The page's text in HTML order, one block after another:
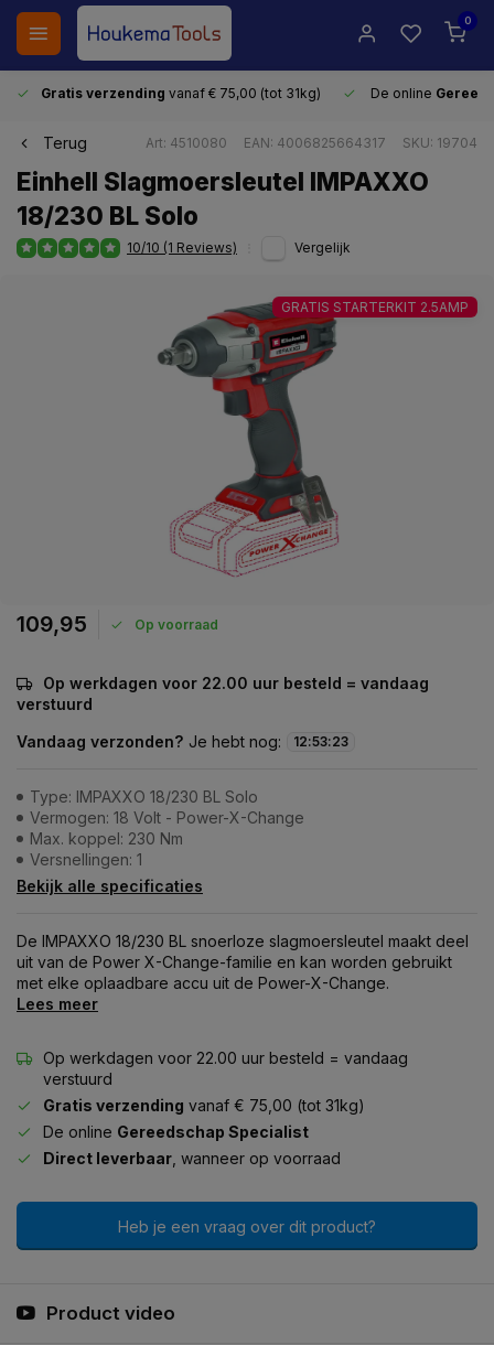
0
Gratis verzending vanaf € 75,00 (tot 31kg) De online
Terug Art: 4510080 EAN: 4006825664317 SKU: 19704
Einhell Slagmoersleutel IMPAXXO
18/230 BL Solo
10/10 (1 Reviews) Vergelijk
GRATIS STARTERKIT 2.5AMP
109,95 Op voorraad
Op werkdagen voor 22.00 uur besteld = vandaag
verstuurd
Vandaag verzonden? Je hebt nog: 12:53:23
Type: IMPAXXO 18/230 BL Solo
Vermogen: 18 Volt - Power-X-Change
Max. koppel: 230 Nm
Versnellingen: 1
Bekijk alle specificaties
De IMPAXXO 18/230 BL snoerloze slagmoersleutel maakt deel
uit van de Power X-Change-familie en kan worden gebruikt
met elke oplaadbare accu uit de Power-X-Change.
Lees meer
Op werkdagen voor 22.00 uur besteld = vandaag
verstuurd
Gratis verzending vanaf € 75,00 (tot 31kg)
De online Gereedschap Specialist
Direct leverbaar , wanneer op voorraad
Heb je een vraag over dit product?
Product video